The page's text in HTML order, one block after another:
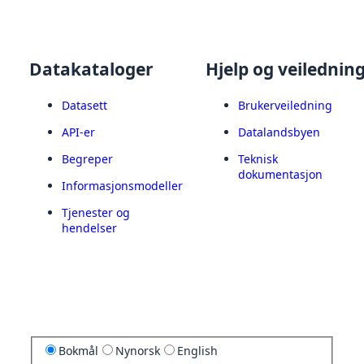
Datakataloger
Datasett
API-er
Begreper
Informasjonsmodeller
Tjenester og
hendelser
Hjelp og
Brukerveiledning
Datalandsbyen
Teknisk
dokumentasjon
Bokmål Nynorsk English